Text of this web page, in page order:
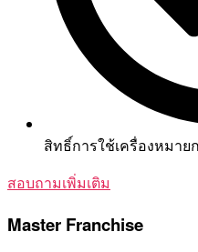
สิทธิ์การใช้เครื่องหมายก
สอบถามเพิ่มเติม
Master Franchise